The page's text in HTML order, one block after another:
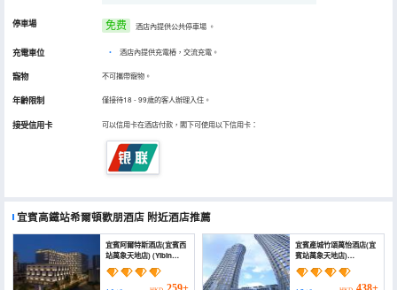
停車場 免费 酒店內提供公共停車場 。
充電車位 • 酒店內提供充電樁，交流充電。
寵物 不可攜帶寵物。
年齡限制 僅接待18 - 99歲的客人辦理入住。
接受信用卡 可以信用卡在酒店付款，閣下可使用以下信用卡：
宜賓高鐵站希爾頓歡朋酒店 附近酒店推薦
宜賓阿爾特斯酒店(宜賓西
站萬象天地店) (Yibin
Artes Hotel (High-
speed Railway Station))
宜賓產城竹頌萬怡酒店(宜
賓站萬象天地店)
(Courtyard by Marriott
Yibin)